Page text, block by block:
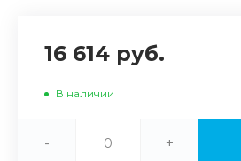
16 614 руб.
В наличии
- +